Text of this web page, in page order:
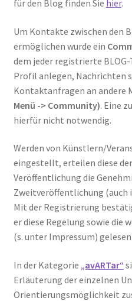
für den Blog finden Sie hier.
Um Kontakte zwischen den
ermöglichen wurde ein
dem jeder registrierte
Profil anlegen, Nachrichten
Kontaktanfragen an andere
Menü -> Community). Eine
hierfür nicht notwendig.
Werden von Künstlern/
eingestellt, erteilen diese
Veröffentlichung die
Zweitveröffentlichung (auch
Mit der Registrierung
er diese Regelung sowie die
(s. unter Impressum)
In der Kategorie „avARTar“
Erläuterung der einzelnen
Orientierungsmöglichkeit